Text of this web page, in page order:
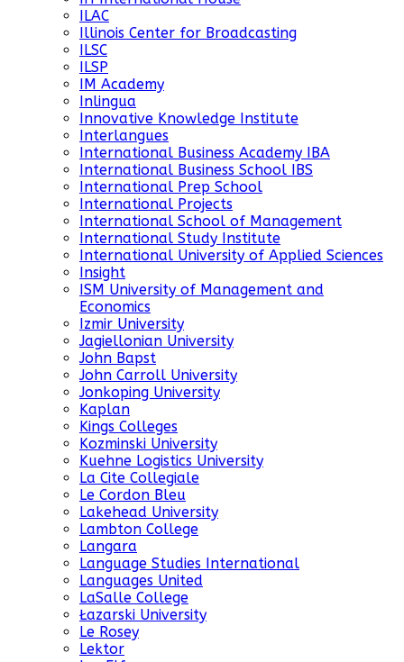
ILAC
Illinois Center for Broadcasting
ILSC
ILSP
IM Academy
Inlingua
Innovative Knowledge Institute
Interlangues
International Business Academy IBA
International Business School IBS
International Prep School
International Projects
International School of Management
International Study Institute
International University of Applied Sciences
Insight
ISM University of Management and
Economics
Izmir University
Jagiellonian University
John Bapst
John Carroll University
Jonkoping University
Kaplan
Kings Colleges
Kozminski University
Kuehne Logistics University
La Cite Collegiale
Le Cordon Bleu
Lakehead University
Lambton College
Langara
Language Studies International
Languages United
LaSalle College
Łazarski University
Le Rosey
Lektor